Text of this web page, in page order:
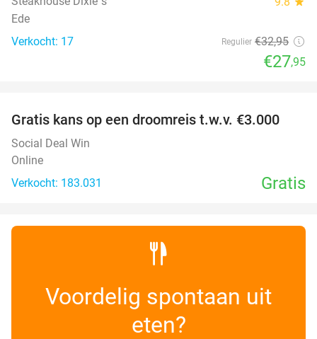
Ede
Verkocht: 17
Regulier €32,95
€27,95
Gratis kans op een droomreis t.w.v. €3.000
Social Deal Win
Online
Verkocht: 183.031
Gratis
Voordelig spontaan uit
eten?